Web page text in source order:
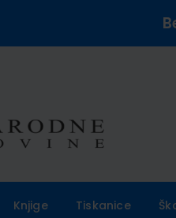
Knjige Tiskanice